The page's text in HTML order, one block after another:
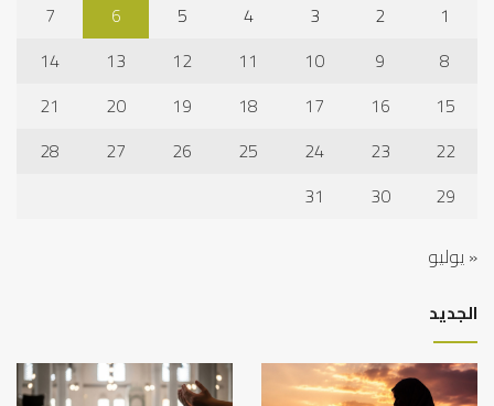
1
2
3
4
5
6
7
8
9
10
11
12
13
14
15
16
17
18
19
20
21
22
23
24
25
26
27
28
29
30
31
« يوليو
الجديد